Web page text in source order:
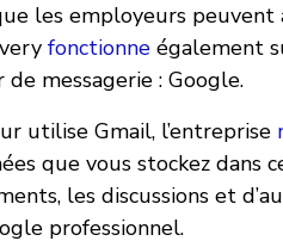
les employeurs
fonctionne également
messagerie : Google.
utilise Gmail, l’entreprise
que vous stockez
les discussions et
professionnel.